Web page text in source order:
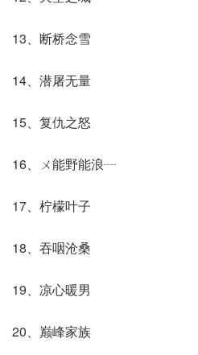
13、断桥念雪
14、潜屠无量
15、复仇之怒
16、ㄨ能野能浪┈
17、柠檬叶子
18、吞咽沧桑
19、凉心暖男
20、巅峰家族